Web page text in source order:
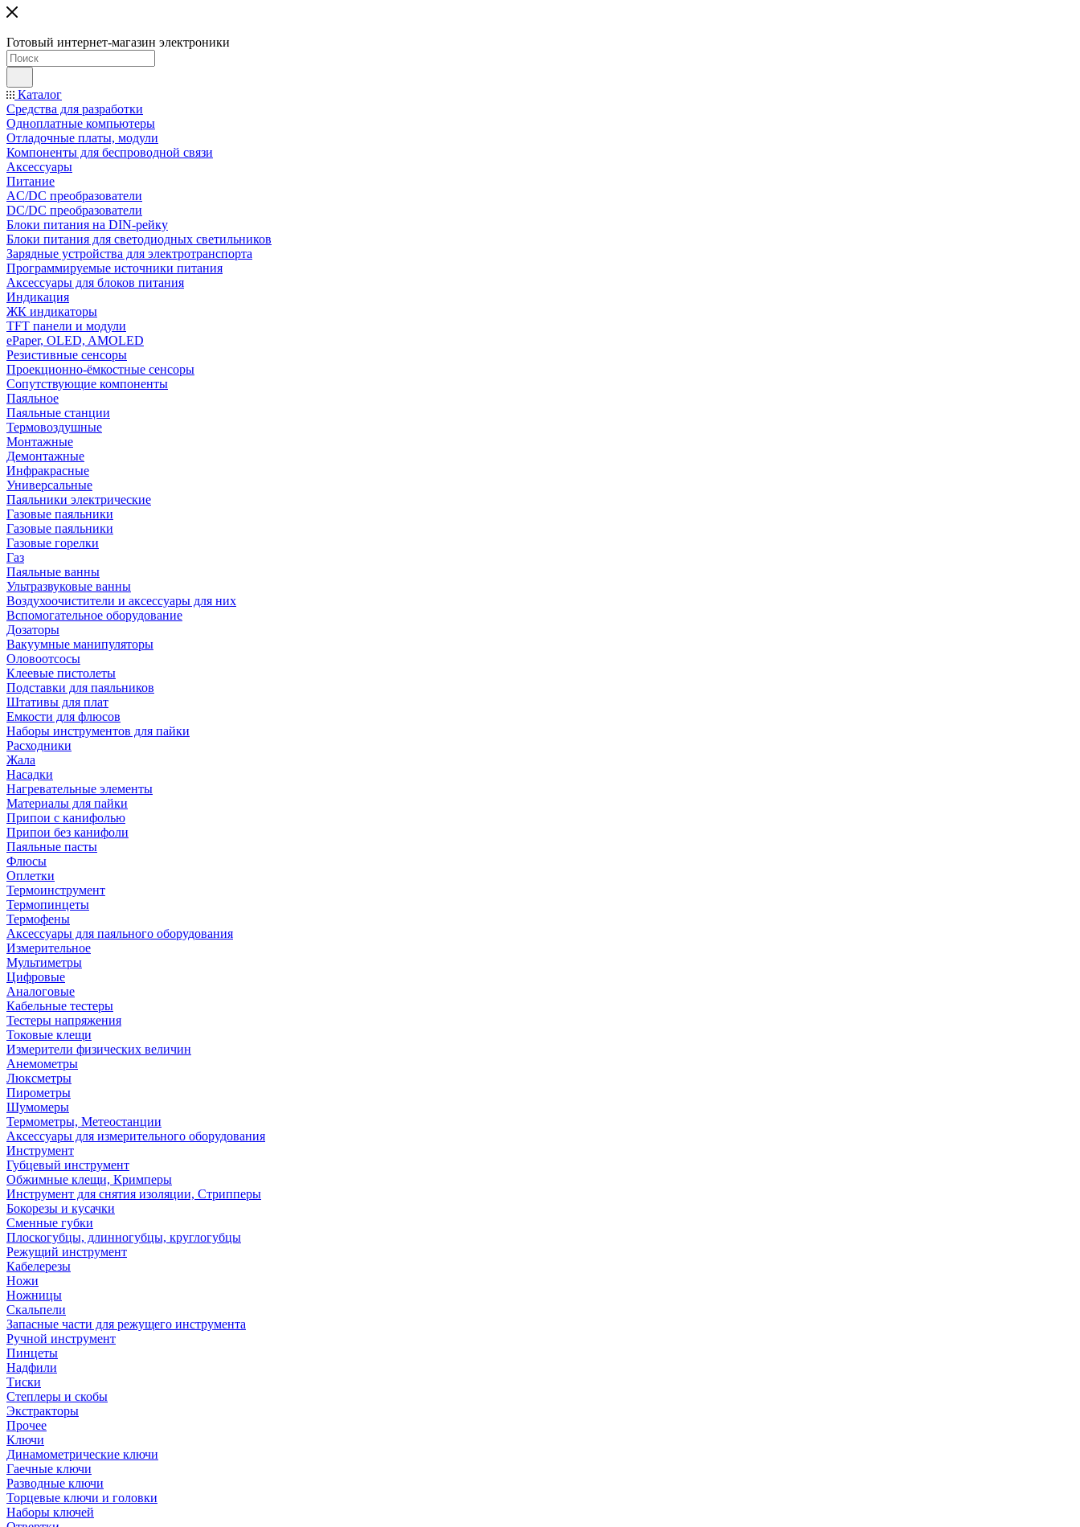
Готовый интернет-магазин электроники
Каталог
Средства для разработки
Одноплатные компьютеры
Отладочные платы, модули
Компоненты для беспроводной связи
Аксессуары
Питание
AC/DC преобразователи
DC/DC преобразователи
Блоки питания на DIN-рейку
Блоки питания для светодиодных светильников
Зарядные устройства для электротранспорта
Программируемые источники питания
Аксессуары для блоков питания
Индикация
ЖК индикаторы
TFT панели и модули
ePaper, OLED, AMOLED
Резистивные сенсоры
Проекционно-ёмкостные сенсоры
Сопутствующие компоненты
Паяльное
Паяльные станции
Термовоздушные
Монтажные
Демонтажные
Инфракрасные
Универсальные
Паяльники электрические
Газовые паяльники
Газовые паяльники
Газовые горелки
Газ
Паяльные ванны
Ультразвуковые ванны
Воздухоочистители и аксессуары для них
Вспомогательное оборудование
Дозаторы
Вакуумные манипуляторы
Оловоотсосы
Клеевые пистолеты
Подставки для паяльников
Штативы для плат
Емкости для флюсов
Наборы инструментов для пайки
Расходники
Жала
Насадки
Нагревательные элементы
Материалы для пайки
Припои с канифолью
Припои без канифоли
Паяльные пасты
Флюсы
Оплетки
Термоинструмент
Термопинцеты
Термофены
Аксессуары для паяльного оборудования
Измерительное
Мультиметры
Цифровые
Аналоговые
Кабельные тестеры
Тестеры напряжения
Токовые клещи
Измерители физических величин
Анемометры
Люксметры
Пирометры
Шумомеры
Термометры, Метеостанции
Аксессуары для измерительного оборудования
Инструмент
Губцевый инструмент
Обжимные клещи, Кримперы
Инструмент для снятия изоляции, Стрипперы
Бокорезы и кусачки
Сменные губки
Плоскогубцы, длинногубцы, круглогубцы
Режущий инструмент
Кабелерезы
Ножи
Ножницы
Скальпели
Запасные части для режущего инструмента
Ручной инструмент
Пинцеты
Надфили
Тиски
Степлеры и скобы
Экстракторы
Прочее
Ключи
Динамометрические ключи
Гаечные ключи
Разводные ключи
Торцевые ключи и головки
Наборы ключей